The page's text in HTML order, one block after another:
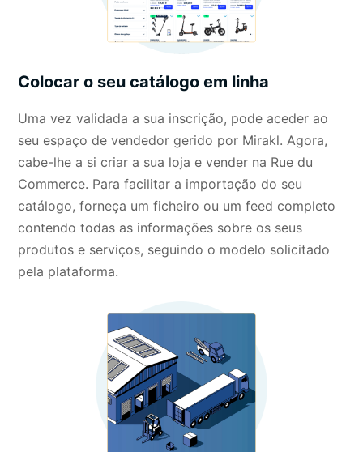
Colocar o seu catálogo em linha
Uma vez validada a sua inscrição, pode aceder ao
seu espaço de vendedor gerido por Mirakl. Agora,
cabe-lhe a si criar a sua loja e vender na Rue du
Commerce. Para facilitar a importação do seu
catálogo, forneça um ficheiro ou um feed completo
contendo todas as informações sobre os seus
produtos e serviços, seguindo o modelo solicitado
pela plataforma.